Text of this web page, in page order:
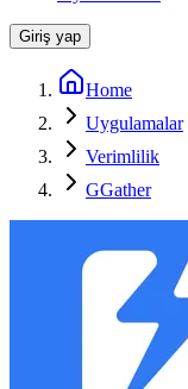
Giriş yap
Home
Uygulamalar
Verimlilik
GGather